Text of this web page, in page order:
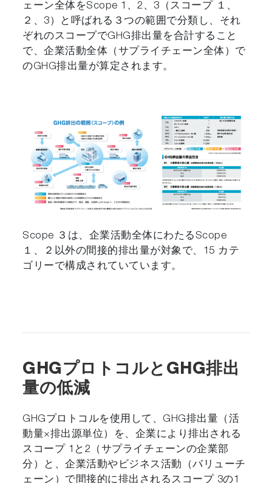
ェーン全体をScope 1、2、3（スコープ １、
２、3）と呼ばれる３つの範囲で分類し、それ
ぞれのスコープでGHG排出量を合計すること
で、企業活動全体（サプライチェーン全体）で
のGHG排出量が算定されます。
Scope ３は、企業活動全体にわたるScope
１、２以外の間接的排出量が対象で、15 カテ
ゴリーで構成されていています。
GHGプロトコルとGHG排出
量の低減
GHGプロトコルを使用して、​GHG排出量（活
動量×排出源単位）を、企業により排出される
スコープ 1と2（サプライチェーンの企業部
分）と、企業活動やビジネス活動（バリューチ
ェーン）で間接的に排出されるスコープ 3の1